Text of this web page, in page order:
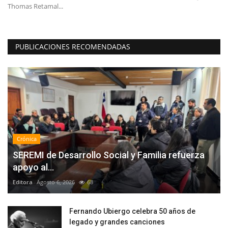
Thomas Retamal...
PUBLICACIONES RECOMENDADAS
Crónica
SEREMI de Desarrollo Social y Familia refuerza
apoyo al...
Editora Agosto 6, 2026 68
Fernando Ubiergo celebra 50 años de
legado y grandes canciones